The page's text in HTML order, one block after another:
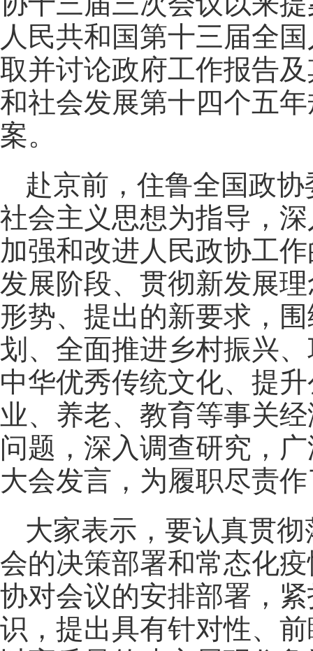
人民共和国第十三届全
取并讨论政府工作报告
和社会发展第十四个五
案。
赴京前，住鲁全国政
社会主义思想为指导，
加强和改进人民政协工
发展阶段、贯彻新发展
形势、提出的新要求，
划、全面推进乡村振兴
中华优秀传统文化、提
业、养老、教育等事关
问题，深入调查研究，
大会发言，为履职尽责
大家表示，要认真贯
会的决策部署和常态化
协对会议的安排部署，
识，提出具有针对性、